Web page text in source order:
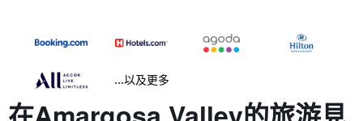
...以及更多